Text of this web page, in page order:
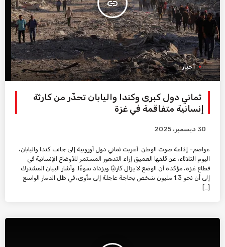
insert_link
أخبار
ثماني دول كبرى وكندا واليابان تحذّر من كارثة
إنسانية متفاقمة في غزة
30 ديسمبر، 2025
عواصم– إذاعة صوت الوطن أعربت ثماني دول أوروبية إلى جانب كندا واليابان،
اليوم الثلاثاء، عن قلقها العميق إزاء التدهور المستمر للأوضاع الإنسانية في
قطاع غزة، مؤكدة أن الوضع لا يزال كارثيًا ويزداد سوءًا. وأشار البيان المشترك
إلى أن نحو 1.3 مليون شخص بحاجة عاجلة إلى مأوى، في ظل الدمار الواسع
[…]